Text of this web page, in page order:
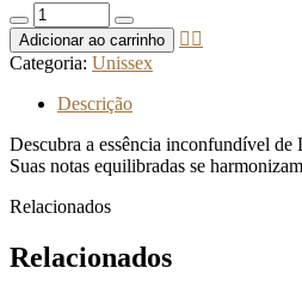
Quantidade
de
LATTAFA
KHAMRAH
DUKHAN
100ML2373
Adicionar ao carrinho
Categoria: Unissex
Descrição
Descubra a essência inconfundível
Suas notas equilibradas se
Relacionados
Relacionados